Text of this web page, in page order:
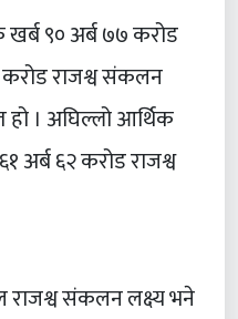
९० अर्ब ७७ करोड
करोड राजश्व संकलन
। अघिल्लो आर्थिक
अर्ब ६२ करोड राजश्व
राजश्व संकलन लक्ष्य भने